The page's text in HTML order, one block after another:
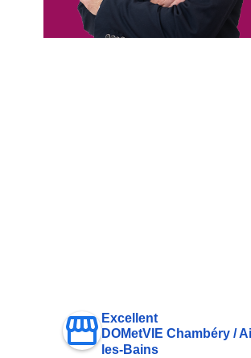
Excellent
DOMetVIE Chambéry /
les-Bains